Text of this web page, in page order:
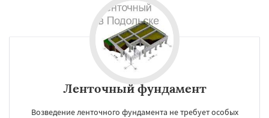
Ленточный фундамент
Возведение ленточного фундамента не требует особых